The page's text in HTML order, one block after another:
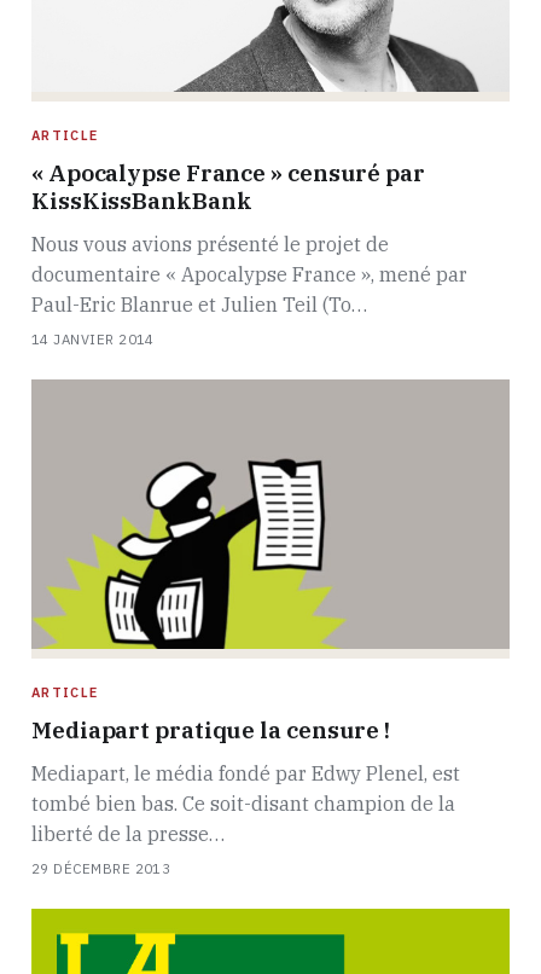
ARTICLE
« Apocalypse France » censuré par
KissKissBankBank
Nous vous avions présenté le projet de
documentaire « Apocalypse France », mené par
Paul-Eric Blanrue et Julien Teil (To…
14 JANVIER 2014
ARTICLE
Mediapart pratique la censure !
Mediapart, le média fondé par Edwy Plenel, est
tombé bien bas. Ce soit-disant champion de la
liberté de la presse…
29 DÉCEMBRE 2013